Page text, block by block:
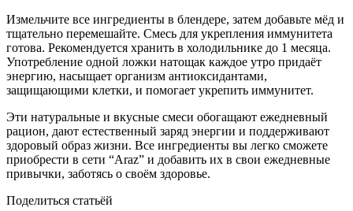
Измельчите все ингредиенты в блендере, затем добавьте мёд и
тщательно перемешайте. Смесь для укрепления иммунитета
готова. Рекомендуется хранить в холодильнике до 1 месяца.
Употребление одной ложки натощак каждое утро придаёт
энергию, насыщает организм антиоксидантами,
защищающими клетки, и помогает укрепить иммунитет.
Эти натуральные и вкусные смеси обогащают ежедневный
рацион, дают естественный заряд энергии и поддерживают
здоровый образ жизни. Все ингредиенты вы легко сможете
приобрести в сети “Araz” и добавить их в свои ежедневные
привычки, заботясь о своём здоровье.
Поделиться статьёй